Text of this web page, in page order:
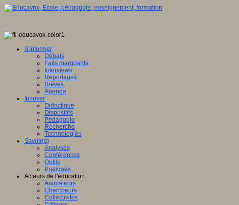
S'informer
Débats
Faits marquants
Interviews
Reportages
Brèves
Agenda
Innover
Didactique
Dispositifs
Pédagogie
Recherche
Technologies
Savoir(s)
Analyses
Conférences
Outils
Pratiques
Acteurs de l'éducation
Animateurs
Chercheurs
Collectivités